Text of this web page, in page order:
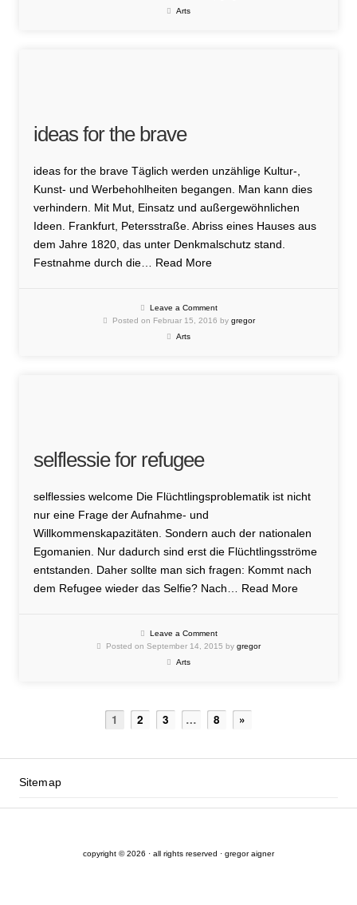
Arts
ideas for the brave
ideas for the brave Täglich werden unzählige Kultur-,
Kunst- und Werbehohlheiten begangen. Man kann dies
verhindern. Mit Mut, Einsatz und außergewöhnlichen
Ideen. Frankfurt, Petersstraße. Abriss eines Hauses aus
dem Jahre 1820, das unter Denkmalschutz stand.
Festnahme durch die… Read More
Leave a Comment
Posted on Februar 15, 2016 by gregor
Arts
selflessie for refugee
selflessies welcome Die Flüchtlingsproblematik ist nicht
nur eine Frage der Aufnahme- und
Willkommenskapazitäten. Sondern auch der nationalen
Egomanien. Nur dadurch sind erst die Flüchtlingsströme
entstanden. Daher sollte man sich fragen: Kommt nach
dem Refugee wieder das Selfie? Nach… Read More
Leave a Comment
Posted on September 14, 2015 by gregor
Arts
1 2 3 … 8 »
Sitemap
copyright © 2026 · all rights reserved · gregor aigner